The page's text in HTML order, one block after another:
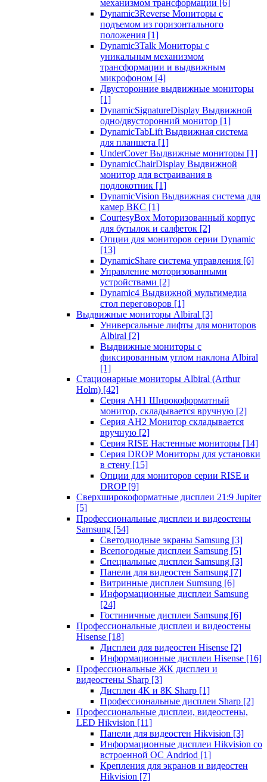
механизмом трансформации [6]
Dynamic3Reverse Мониторы с
подъемом из горизонтального
положения [1]
Dynamic3Talk Мониторы с
уникальным механизмом
трансформации и выдвижным
микрофоном [4]
Двусторонние выдвижные мониторы
[1]
DynamicSignatureDisplay Выдвижной
одно/двусторонний монитор [1]
DynamicTabLift Выдвижная система
для планшета [1]
UnderCover Выдвижные мониторы [1]
DynamicChairDisplay Выдвижной
монитор для встраивания в
подлокотник [1]
DynamicVision Выдвижная система для
камер ВКС [1]
CourtesyBox Моторизованный корпус
для бутылок и салфеток [2]
Опции для мониторов серии Dynamic
[13]
DynamicShare система управления [6]
Управление моторизованными
устройствами [2]
Dynamic4 Выдвижной мультимедиа
стол переговоров [1]
Выдвижные мониторы Albiral [3]
Универсальные лифты для мониторов
Albiral [2]
Выдвижные мониторы с
фиксированным углом наклона Albiral
[1]
Стационарные мониторы Albiral (Arthur
Holm) [42]
Серия AH1 Широкоформатный
монитор, складывается вручную [2]
Серия AH2 Монитор складывается
вручную [2]
Серия RISE Настенные мониторы [14]
Серия DROP Мониторы для установки
в стену [15]
Опции для мониторов серии RISE и
DROP [9]
Сверхширокоформатные дисплеи 21:9 Jupiter
[5]
Профессиональные дисплеи и видеостены
Samsung [54]
Светодиодные экраны Samsung [3]
Всепогодные дисплеи Samsung [5]
Специальные дисплеи Samsung [3]
Панели для видеостен Samsung [7]
Витринные дисплеи Sumsung [6]
Информационные дисплеи Samsung
[24]
Гостиничные дисплеи Samsung [6]
Профессиональные дисплеи и видеостены
Hisense [18]
Дисплеи для видеостен Hisense [2]
Информационные дисплеи Hisense [16]
Профессиональные ЖК дисплеи и
видеостены Sharp [3]
Дисплеи 4K и 8K Sharp [1]
Профессиональные дисплеи Sharp [2]
Профессиональные дисплеи, видеостены,
LED Hikvision [11]
Панели для видеостен Hikvision [3]
Информационные дисплеи Hikvision со
встроенной ОС Andriod [1]
Крепления для экранов и видеостен
Hikvision [7]